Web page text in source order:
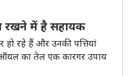
रखने में है सहायक
रहे हैं और उनकी पत्तियां
ऑयल का तेल एक कारगर उपाय